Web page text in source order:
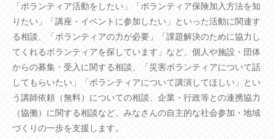
「ボランティア活動をしたい」「ボランティア保険加入方法を知
りたい」「講座・イベントに参加したい」といった活動に関連す
る相談、「ボランティアの力が必要」「課題解決のために協力し
てくれるボランティアを探しています」など、個人や施設・団体
からの募集・受入に関する相談、「災害ボランティアについて話
してもらいたい」「ボランティアについて講演してほしい」とい
う講師依頼（無料）についての相談、企業・行政等との連携協力
（協働）に関する相談など、みなさんの自主的な社会参加・地域
づくりの一歩を支援します。